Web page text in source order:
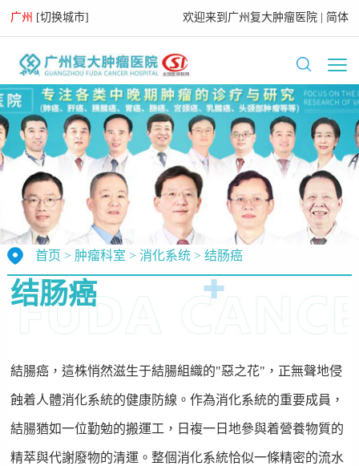
广州 [切换城市] 欢迎来到 广州复大肿瘤医院| 简体
首页 > 肿瘤科室 > 消化系统> 结肠癌
结肠癌
結腸癌，這株悄然滋生于結腸組織的"惡之花"，正無聲地侵
蝕着人體消化系統的健康防線。作為消化系統的重要成員，
結腸猶如一位勤勉的搬運工，日複一日地參與着營養物質的
精萃與代謝廢物的清運。整個消化系統恰似一條精密的流水